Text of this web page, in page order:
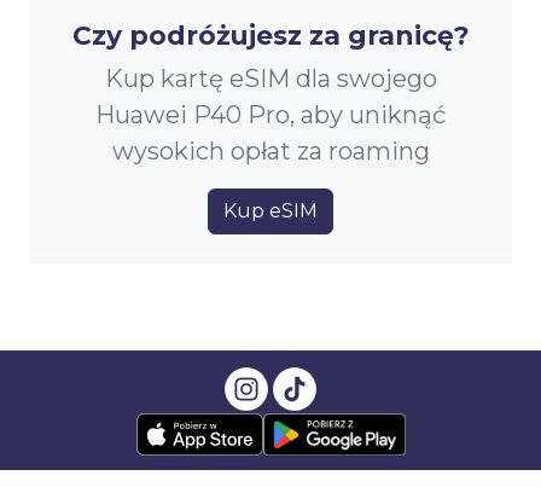
Czy podróżujesz za granicę?
Kup kartę eSIM dla swojego
Huawei P40 Pro, aby uniknąć
wysokich opłat za roaming
Kup eSIM